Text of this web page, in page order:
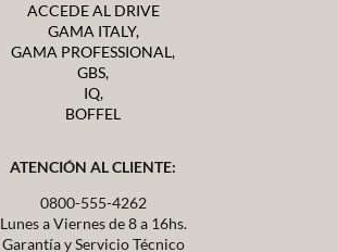
ACCEDE AL DRIVE
GAMA ITALY,
GAMA PROFESSIONAL,
GBS,
IQ,
BOFFEL
ATENCIÓN AL CLIENTE:
0800-555-4262
Lunes a Viernes de 8 a 16hs.
Garantía y Servicio Técnico